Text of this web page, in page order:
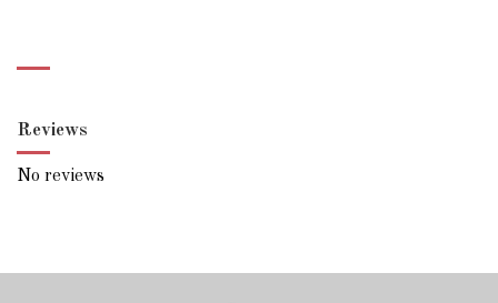
Reviews
No reviews